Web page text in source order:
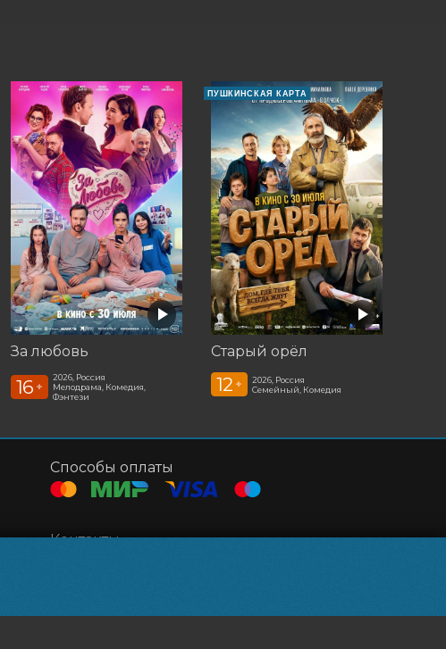
За любовь
16 +
2026, Россия
Мелодрама, Комедия,
Фэнтези
ПУШКИНСКАЯ КАРТА
Старый орёл
12 +
2026, Россия
Семейный, Комедия
Способы оплаты
Контакты